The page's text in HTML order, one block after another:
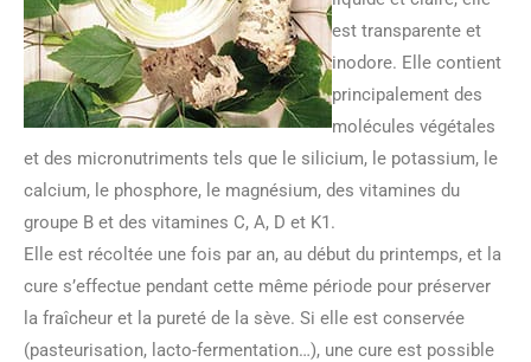
est transparente et
inodore. Elle contient
principalement des
molécules végétales
et des micronutriments tels que le silicium, le potassium, le
calcium, le phosphore, le magnésium, des vitamines du
groupe B et des vitamines C, A, D et K1.
Elle est récoltée une fois par an, au début du printemps, et la
cure s’effectue pendant cette même période pour préserver
la fraîcheur et la pureté de la sève. Si elle est conservée
(pasteurisation, lacto-fermentation…), une cure est possible